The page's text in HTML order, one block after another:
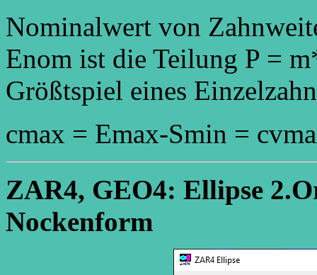
Nominalwert von
Enom ist die Teilung P =
Größtspiel eines
cmax = Emax-Smin =
ZAR4, GEO4: Ellipse
Nockenform